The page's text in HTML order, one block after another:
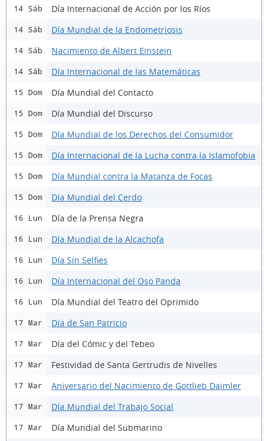
14 Sáb Día Internacional de Acción por los Ríos
14 Sáb Día Mundial de la Endometriosis
14 Sáb Nacimiento de Albert Einstein
14 Sáb Día Internacional de las Matemáticas
15 Dom Día Mundial del Contacto
15 Dom Día Mundial del Discurso
15 Dom Día Mundial de los Derechos del Consumidor
15 Dom Día Internacional de la Lucha contra la Islamofobia
15 Dom Día Mundial contra la Matanza de Focas
15 Dom Día Mundial del Cerdo
16 Lun Día de la Prensa Negra
16 Lun Día Mundial de la Alcachofa
16 Lun Día Sin Selfies
16 Lun Día Internacional del Oso Panda
16 Lun Día Mundial del Teatro del Oprimido
17 Mar Día de San Patricio
17 Mar Día del Cómic y del Tebeo
17 Mar Festividad de Santa Gertrudis de Nivelles
17 Mar Aniversario del Nacimiento de Gottlieb Daimler
17 Mar Día Mundial del Trabajo Social
17 Mar Día Mundial del Submarino